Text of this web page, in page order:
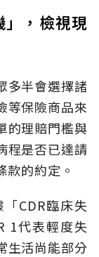
」，檢視現
多半會選擇諸
等保險商品來
的理賠門檻與
程是否已達請
的約定。
CDR臨床失
1代表輕度失
生活尚能部分